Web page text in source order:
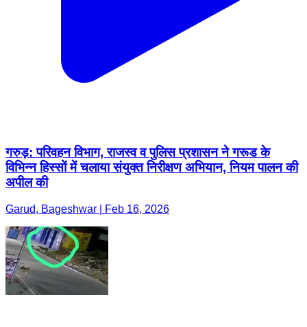
गरुड़: परिवहन विभाग, राजस्व व पुलिस प्रशासन ने गरूड के
विभिन्न हिस्सों में चलाया संयुक्त निरीक्षण अभियान, नियम पालन की
अपील की
Garud, Bageshwar | Feb 16, 2026